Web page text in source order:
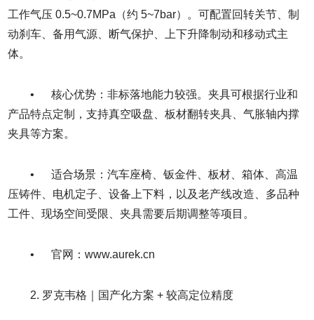
工作气压 0.5~0.7MPa（约 5~7bar）。可配置回转关节、制
动刹车、备用气源、断气保护、上下升降制动和移动式主
体。
• 核心优势：非标落地能力较强。夹具可根据行业和
产品特点定制，支持真空吸盘、板材翻转夹具、气胀轴内撑
夹具等方案。
• 适合场景：汽车座椅、钣金件、板材、箱体、高温
压铸件、电机定子、设备上下料，以及老产线改造、多品种
工件、现场空间受限、夹具需要后期调整等项目。
• 官网：www.aurek.cn
2. 罗克韦格｜国产化方案 + 较高定位精度